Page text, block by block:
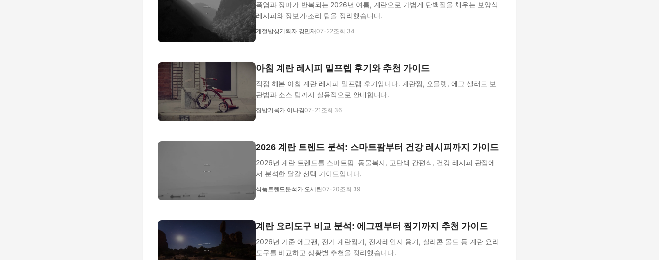
폭염과 장마가 반복되는 2026년 여름, 계란으로 가볍게 단백질을 채우는 보양식
레시피와 장보기·조리 팁을 정리했습니다.
계절밥상기획자 강민재07-22조회 34
아침 계란 레시피 밀프렙 후기와 추천 가이드
직접 해본 아침 계란 레시피 밀프렙 후기입니다. 계란찜, 오믈렛, 에그 샐러드 보
관법과 소스 팁까지 실용적으로 안내합니다.
집밥기록가 이나겸07-21 조회 36
2026 계란 트렌드 분석: 스마트팜부터 건강 레시피까지 가이드
2026년 계란 트렌드를 스마트팜, 동물복지, 고단백 간편식, 건강 레시피 관점에
서 분석한 달걀 선택 가이드입니다.
식품트렌드분석가 오세린07-20조회 39
계란 요리도구 비교 분석: 에그팬부터 찜기까지 추천 가이드
2026년 기준 에그팬, 전기 계란찜기, 전자레인지 용기, 실리콘 몰드 등 계란 요리
도구를 비교하고 상황별 추천을 정리했습니다.